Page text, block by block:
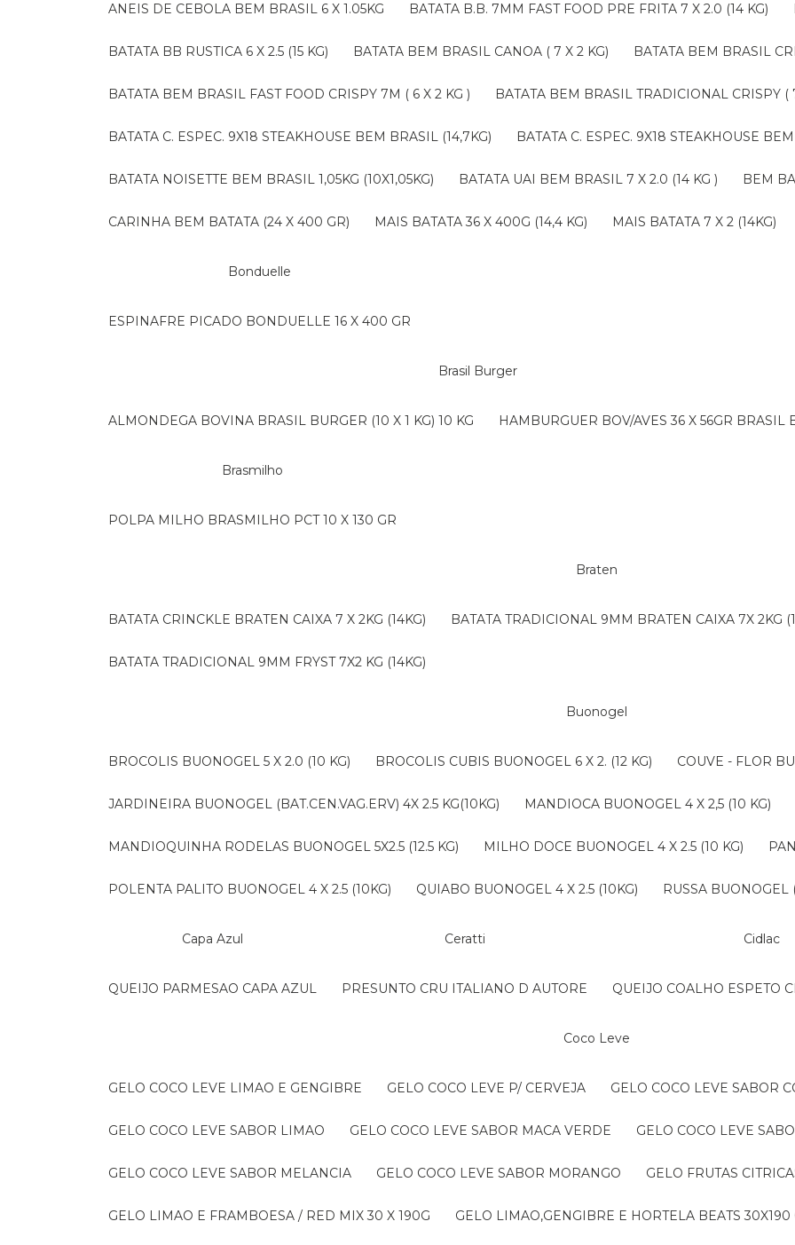
ANEIS DE CEBOLA BEM BRASIL 6 X 1.05KG BATATA B.B. 7MM FAST FOOD PRE FRITA 7 X 2.0 (14 KG)
BATATA BB RUSTICA 6 X 2.5 (15 KG) BATATA BEM BRASIL CANOA ( 7 X 2 KG) BATATA BEM BRASIL
BATATA BEM BRASIL FAST FOOD CRISPY 7M ( 6 X 2 KG ) BATATA BEM BRASIL TRADICIONAL CRISPY (
BATATA C. ESPEC. 9X18 STEAKHOUSE BEM BRASIL (14,7KG) BATATA C. ESPEC. 9X18 STEAKHOUSE
BATATA NOISETTE BEM BRASIL 1,05KG (10X1,05KG) BATATA UAI BEM BRASIL 7 X 2.0 (14 KG ) BEM
CARINHA BEM BATATA (24 X 400 GR) MAIS BATATA 36 X 400G (14,4 KG) MAIS BATATA 7 X 2 (14KG)
Bonduelle
ESPINAFRE PICADO BONDUELLE 16 X 400 GR
Brasil Burger
ALMONDEGA BOVINA BRASIL BURGER (10 X 1 KG) 10 KG HAMBURGUER BOV/AVES 36 X 56GR BRASIL
Brasmilho
POLPA MILHO BRASMILHO PCT 10 X 130 GR
Braten
BATATA CRINCKLE BRATEN CAIXA 7 X 2KG (14KG) BATATA TRADICIONAL 9MM BRATEN CAIXA 7X 2KG
BATATA TRADICIONAL 9MM FRYST 7X2 KG (14KG)
Buonogel
BROCOLIS BUONOGEL 5 X 2.0 (10 KG) BROCOLIS CUBIS BUONOGEL 6 X 2. (12 KG) COUVE - FLOR
JARDINEIRA BUONOGEL (BAT.CEN.VAG.ERV) 4X 2.5 KG(10KG) MANDIOCA BUONOGEL 4 X 2,5 (10 KG)
MANDIOQUINHA RODELAS BUONOGEL 5X2.5 (12.5 KG) MILHO DOCE BUONOGEL 4 X 2.5 (10 KG)
POLENTA PALITO BUONOGEL 4 X 2.5 (10KG) QUIABO BUONOGEL 4 X 2.5 (10KG) RUSSA
Capa Azul
QUEIJO PARMESAO CAPA AZUL
Ceratti
PRESUNTO CRU ITALIANO D AUTORE
Cidlac
QUEIJO COALHO ESPETO
Coco Leve
GELO COCO LEVE LIMAO E GENGIBRE GELO COCO LEVE P/ CERVEJA GELO COCO LEVE SABOR
GELO COCO LEVE SABOR LIMAO GELO COCO LEVE SABOR MACA VERDE GELO COCO LEVE
GELO COCO LEVE SABOR MELANCIA GELO COCO LEVE SABOR MORANGO GELO FRUTAS
GELO LIMAO E FRAMBOESA / RED MIX 30 X 190G GELO LIMAO,GENGIBRE E HORTELA BEATS 30X190